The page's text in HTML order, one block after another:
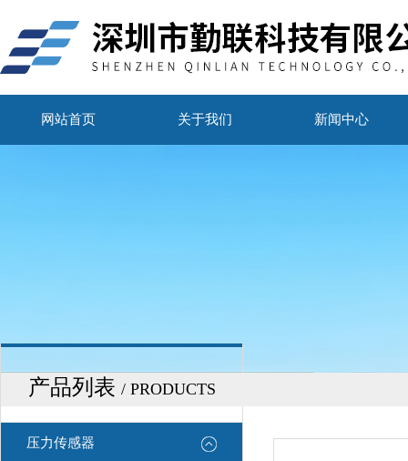
网站首页 关于我们 新闻中心
产品列表 / PRODUCTS
压力传感器